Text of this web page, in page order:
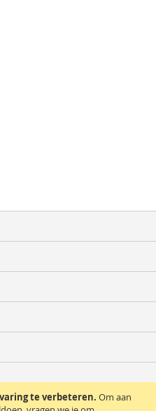
te verbeteren. Om aan